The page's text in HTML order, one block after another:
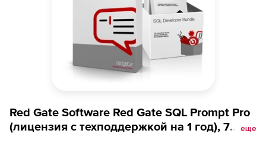
Red Gate Software Red Gate SQL Prompt Pro
(лицензия с техподдержкой на 1 год), 7
еще